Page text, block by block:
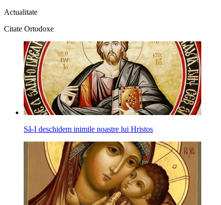
Actualitate
Citate Ortodoxe
Să-I deschidem inimile noastre lui Hristos